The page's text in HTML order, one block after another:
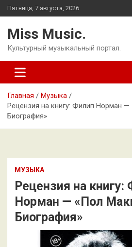
Перейти
к
Пятница, 7 августа, 2026
Miss Music.
Культурный музыкальный портал.
Главная
Музыка
Рецензия на книгу: Филип Норман —
Биография»
МУЗЫКА
Рецензия на книгу:
Норман — «Пол
Биография»